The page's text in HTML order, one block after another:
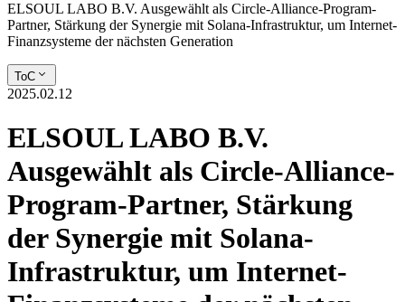
ELSOUL LABO B.V. Ausgewählt als Circle-Alliance-Program-
Partner, Stärkung der Synergie mit Solana-Infrastruktur, um Internet-
Finanzsysteme der nächsten Generation
ToC
2025.02.12
ELSOUL LABO B.V.
Ausgewählt als Circle-Alliance-
Program-Partner, Stärkung
der Synergie mit Solana-
Infrastruktur, um Internet-